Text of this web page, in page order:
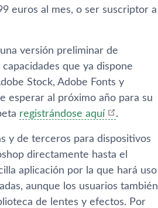
euros al mes, o ser suscriptor a
versión preliminar de
que ya dispone
Stock, Adobe Fonts y
esperar al próximo año para su
registrándose aquí .
y de terceros para dispositivos
directamente hasta el
aplicación por la que hará uso
aunque los usuarios también
de lentes y efectos. Por